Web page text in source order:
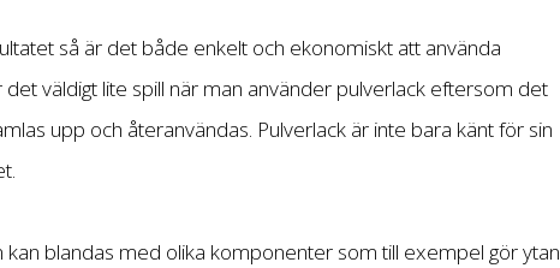
så är det både enkelt och ekonomiskt att använda
det väldigt lite spill när man använder pulverlack eftersom det
upp och återanvändas. Pulverlack är inte bara känt för sin
blandas med olika komponenter som till exempel gör ytan